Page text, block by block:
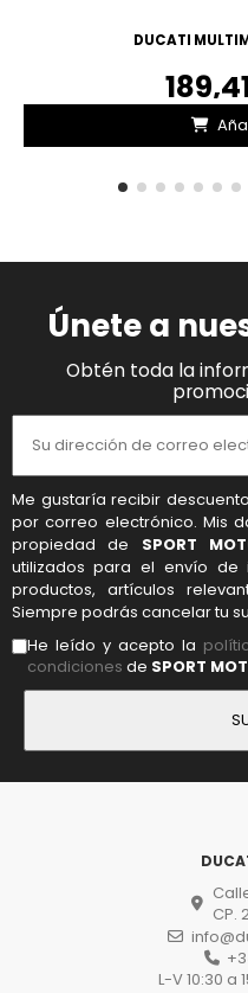
DUCATI
Únete a
Obtén toda la
Me gustaría recibir
por correo electrónico. Mis
propiedad de SPORT
utilizados para el envío de
productos, artículos
Siempre podrás cancelar tu
He leído y acepto la
condiciones de SPORT
CP.
L-V 10:30 a